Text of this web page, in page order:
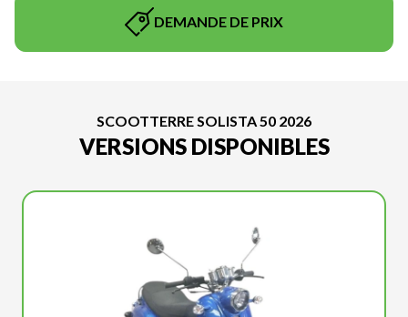
DEMANDE DE PRIX
SCOOTTERRE SOLISTA 50 2026
VERSIONS DISPONIBLES